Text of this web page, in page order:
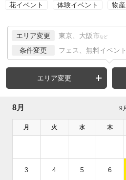
花イベント 体験イベント 物
エリア変更 東京、大阪市 など
条件変更 フェス、無料イベント
エリア変更
8月 9
月 火 水 木
3 4 5 6